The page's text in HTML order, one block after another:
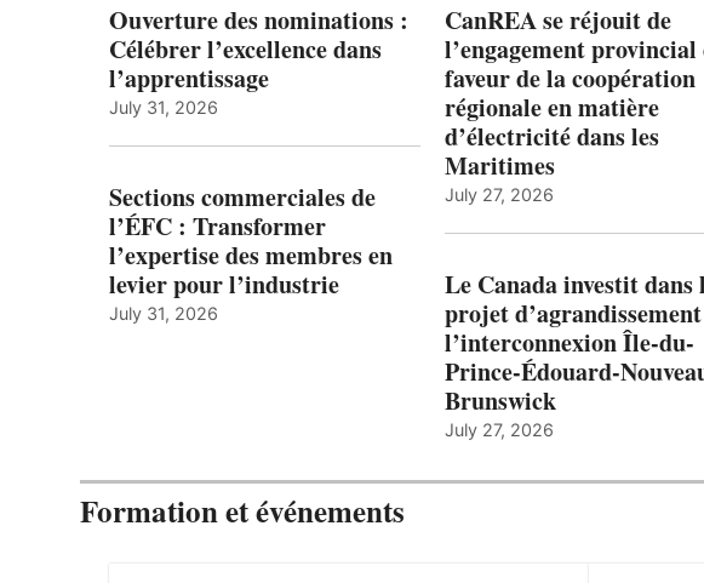
Ouverture des nominations :
Célébrer l’excellence dans
l’apprentissage
July 31, 2026
Sections commerciales de
l’ÉFC : Transformer
l’expertise des membres en
levier pour l’industrie
July 31, 2026
CanREA se réjouit de
l’engagement provincial
faveur de la coopération
régionale en matière
d’électricité dans les
Maritimes
July 27, 2026
Le Canada investit dans
projet
l’interconnexion Île-du-
Prince-Édouard-
Brunswick
July 27, 2026
Formation et événements